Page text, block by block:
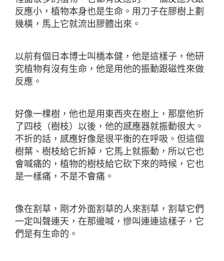
反應小，植物本身也是生命。用刀子在膠樹上劃
幾橫，馬上它就流出膠體出來。
以前有個日本博士叫橋本健，他是這樣子，他研
究植物有沒有生命，他是用他的振動跟磁性來做
反應。
好像一棵樹，他也是用東西夾在樹上，那麼他折
了四枝（樹枝）以後，他的感應器就振動很大。
不折的話，感應好像是很平衡的在呼吸。但這個
樹葉、樹枝給它折掉，它馬上就振動，所以它也
會喊痛的，植物的樹枝給它砍下來的時候，它也
是一樣痛，不是不會痛。
像在割草，剛才外面割草的人來割草，割草它們
一定叫聲連天，在那邊喊，慘叫連連這樣子，它
們是有生命的。